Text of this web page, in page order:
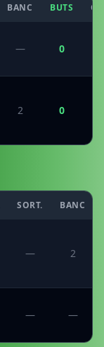
BANC BUTS
— 0
2 0
SORT. BANC
— 2
— —